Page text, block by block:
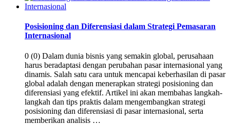
Posisioning dan Diferensiasi dalam Strategi Pemasaran
Internasional
0 (0) Dalam dunia bisnis yang semakin global, perusahaan
harus beradaptasi dengan perubahan pasar internasional yang
dinamis. Salah satu cara untuk mencapai keberhasilan di pasar
global adalah dengan menerapkan strategi posisioning dan
diferensiasi yang efektif. Artikel ini akan membahas langkah-
langkah dan tips praktis dalam mengembangkan strategi
posisioning dan diferensiasi di pasar internasional, serta
memberikan analisis …